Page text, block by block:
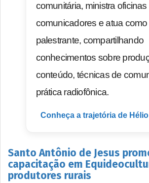
comunitária, ministra
comunicadores e atua como
palestrante, compartilhando
conhecimentos sobre
conteúdo, técnicas de
prática radiofônica.
Conheça a trajetória de
Santo Antônio de Jesus
capacitação em
produtores rurais